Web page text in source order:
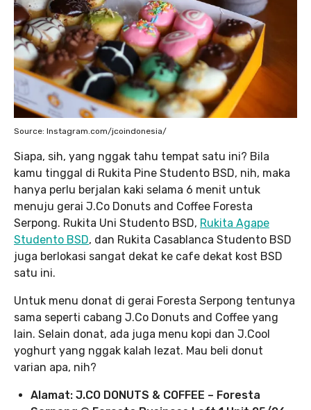
Source: Instagram.com/jcoindonesia/
Siapa, sih, yang nggak tahu tempat satu ini? Bila
kamu tinggal di Rukita Pine Studento BSD, nih, maka
hanya perlu berjalan kaki selama 6 menit untuk
menuju gerai J.Co Donuts and Coffee Foresta
Serpong. Rukita Uni Studento BSD, Rukita Agape
Studento BSD, dan Rukita Casablanca Studento BSD
juga berlokasi sangat dekat ke cafe dekat kost BSD
satu ini.
Untuk menu donat di gerai Foresta Serpong tentunya
sama seperti cabang J.Co Donuts and Coffee yang
lain. Selain donat, ada juga menu kopi dan J.Cool
yoghurt yang nggak kalah lezat. Mau beli donut
varian apa, nih?
Alamat: J.CO DONUTS & COFFEE – Foresta